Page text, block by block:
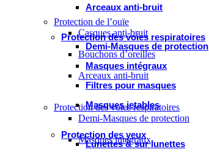
Arceaux anti-bruit
Protection des voies respiratoires
Demi-Masques de protection
Masques intégraux
Filtres pour masques
Masques jetables
Protection des yeux
Lunettes & sur lunettes
Protection de l’ouïe
Casques anti-bruit
Bouchons d’oreilles
Arceaux anti-bruit
Protection des voies respiratoires
Demi-Masques de protection
Masques intégraux